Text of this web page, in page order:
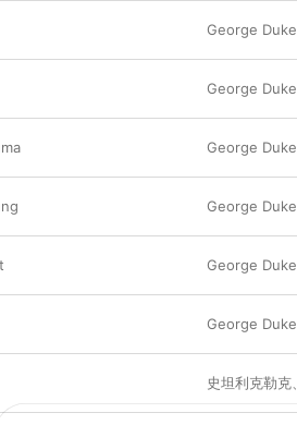
George Duke
George Duke
George Duke
George Duke
George Duke
George Duke
史坦利克勒克